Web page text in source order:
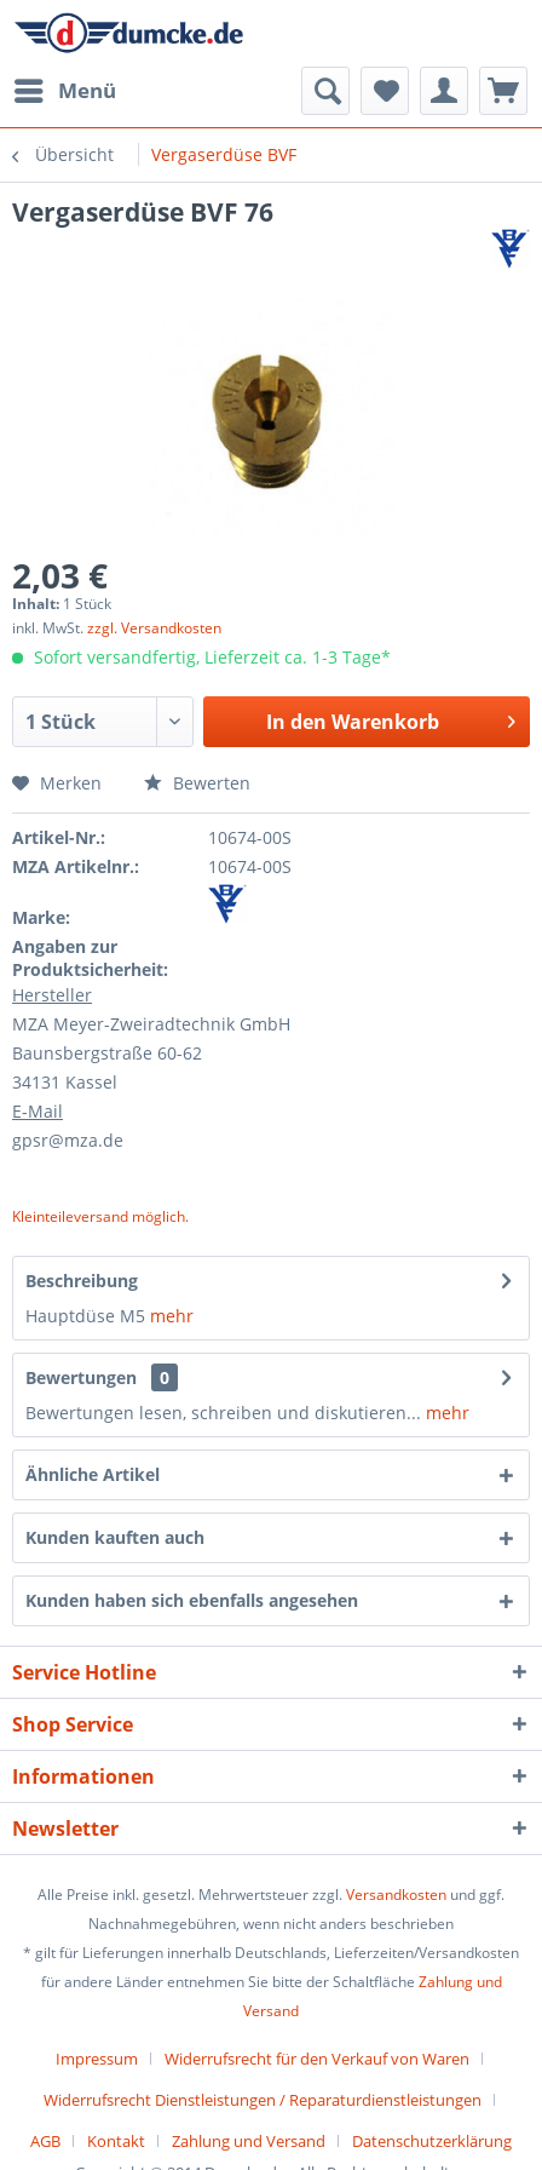
Menü
Übersicht Vergaserdüse BVF
Vergaserdüse BVF 76
2,03 €
Inhalt: 1 Stück
inkl. MwSt.zzgl. Versandkosten
Sofort versandfertig, Lieferzeit ca. 1-3 Tage*
In den Warenkorb
Merken Bewerten
Artikel-Nr.:
10674-00S
MZA Artikelnr.:
10674-00S
Marke:
Angaben zur
Produktsicherheit:
Hersteller
MZA Meyer-Zweiradtechnik GmbH
Baunsbergstraße 60-62
34131 Kassel
E-Mail
gpsr@mza.de
Kleinteileversand möglich.
Beschreibung
Hauptdüse M5 mehr
Bewertungen
0
Bewertungen lesen, schreiben und diskutieren... mehr
Ähnliche Artikel
Kunden kauften auch
Kunden haben sich ebenfalls angesehen
Service Hotline
Shop Service
Informationen
Newsletter
Alle Preise inkl. gesetzl. Mehrwertsteuer zzgl.Versandkosten und ggf.
Nachnahmegebühren, wenn nicht anders beschrieben
* gilt für Lieferungen innerhalb Deutschlands, Lieferzeiten/Versandkosten
für andere Länder entnehmen Sie bitte der Schaltfläche Zahlung und
Versand
Impressum
Widerrufsrecht für den Verkauf von Waren
Widerrufsrecht Dienstleistungen / Reparaturdienstleistungen
AGB
Kontakt Zahlung und Versand
Datenschutzerklärung